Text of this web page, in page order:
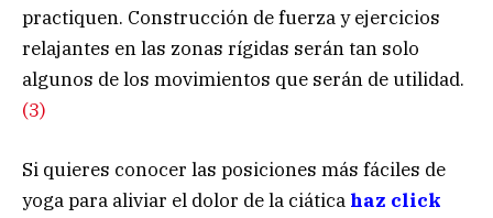
practiquen. Construcción de fuerza y ejercicios
relajantes en las zonas rígidas serán tan solo
algunos de los movimientos que serán de utilidad.
(3)
Si quieres conocer las posiciones más fáciles de
yoga para aliviar el dolor de la ciática haz click